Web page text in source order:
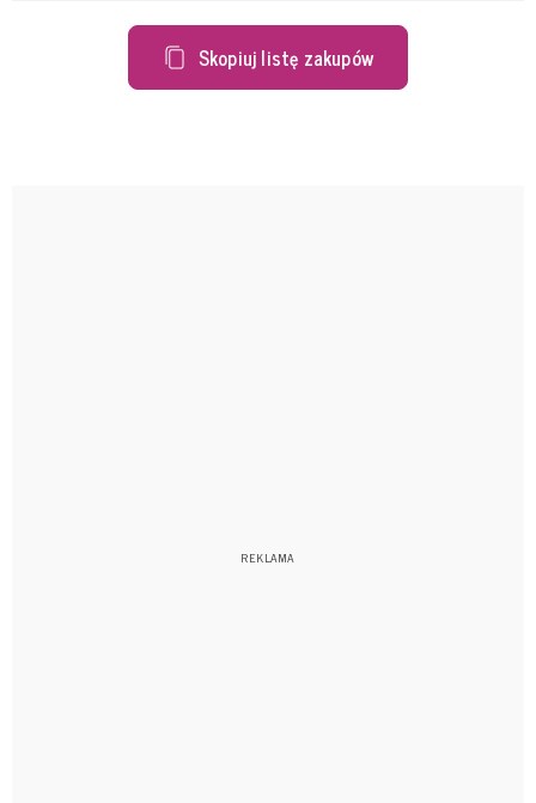
Skopiuj listę zakupów